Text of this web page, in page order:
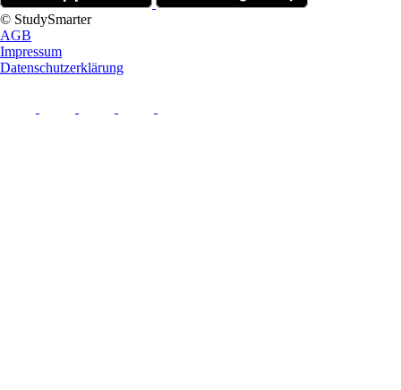
© StudySmarter
AGB
Impressum
Datenschutzerklärung